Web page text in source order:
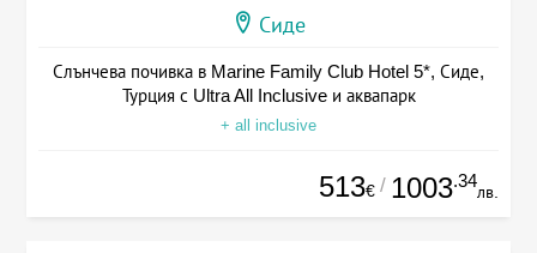
Сиде
Слънчева почивка в Marine Family Club Hotel 5*, Сиде,
Турция с Ultra All Inclusive и аквапарк
+ all inclusive
513€ / 1003.34
лв.